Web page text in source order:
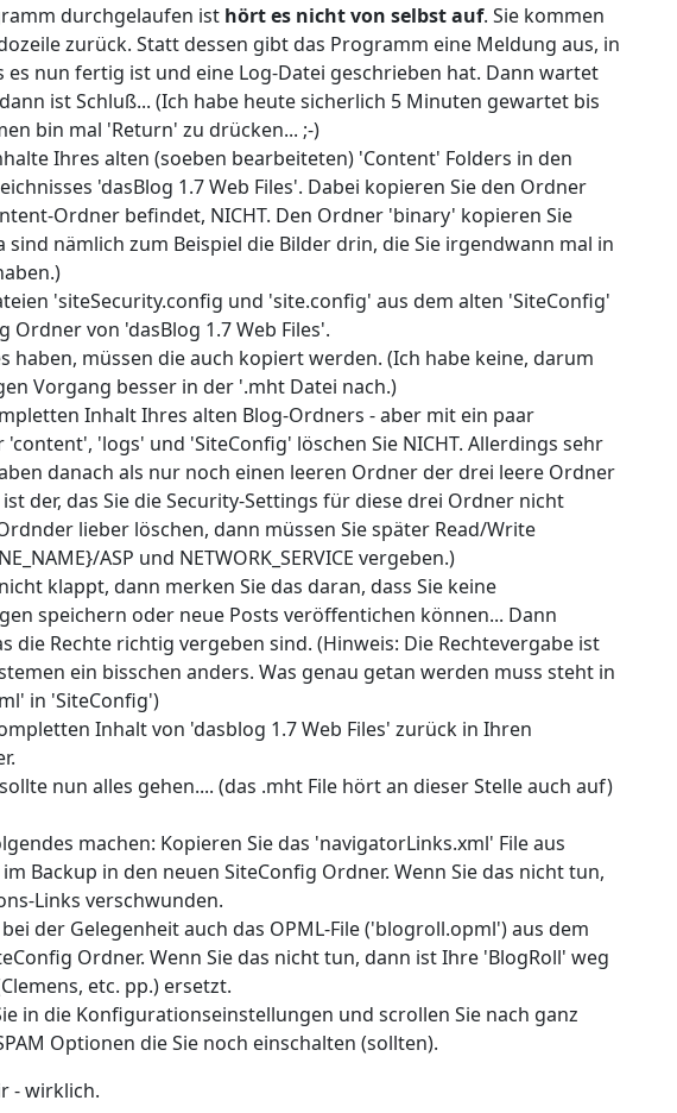
durchgelaufen ist hört es nicht von selbst auf. Sie kommen
zurück. Statt dessen gibt das Programm eine Meldung aus, in
nun fertig ist und eine Log-Datei geschrieben hat. Dann wartet
ist Schluß... (Ich habe heute sicherlich 5 Minuten gewartet bis
bin mal 'Return' zu drücken... ;-)
Ihres alten (soeben bearbeiteten) 'Content' Folders in den
'dasBlog 1.7 Web Files'. Dabei kopieren Sie den Ordner
Ordner befindet, NICHT. Den Ordner 'binary' kopieren Sie
sind nämlich zum Beispiel die Bilder drin, die Sie irgendwann mal in
'siteSecurity.config und 'site.config' aus dem alten 'SiteConfig'
Ordner von 'dasBlog 1.7 Web Files'.
haben, müssen die auch kopiert werden. (Ich habe keine, darum
Vorgang besser in der '.mht Datei nach.)
Inhalt Ihres alten Blog-Ordners - aber mit ein paar
'logs' und 'SiteConfig' löschen Sie NICHT. Allerdings sehr
danach als nur noch einen leeren Ordner der drei leere Ordner
der, das Sie die Security-Settings für diese drei Ordner nicht
lieber löschen, dann müssen Sie später Read/Write
ASP und NETWORK_SERVICE vergeben.)
klappt, dann merken Sie das daran, dass Sie keine
speichern oder neue Posts veröffentichen können... Dann
die Rechte richtig vergeben sind. (Hinweis: Die Rechtevergabe ist
ein bisschen anders. Was genau getan werden muss steht in
in 'SiteConfig')
Inhalt von 'dasblog 1.7 Web Files' zurück in Ihren
nun alles gehen.... (das .mht File hört an dieser Stelle auch auf)
machen: Kopieren Sie das 'navigatorLinks.xml' File aus
Backup in den neuen SiteConfig Ordner. Wenn Sie das nicht tun,
Links verschwunden.
der Gelegenheit auch das OPML-File ('blogroll.opml') aus dem
Ordner. Wenn Sie das nicht tun, dann ist Ihre 'BlogRoll' weg
etc. pp.) ersetzt.
in die Konfigurationseinstellungen und scrollen Sie nach ganz
Optionen die Sie noch einschalten (sollten).
- wirklich.